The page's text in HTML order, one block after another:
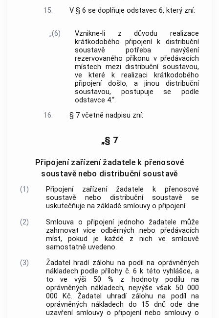
15.
V § 6 se doplňuje odstavec 6, který zní:
„(6)
Vznikne-li z důvodu realizace
krátkodobého připojení k distribuční
soustavě potřeba navýšení
rezervovaného příkonu v předávacích
místech mezi distribuční soustavou,
ve které k realizaci krátkodobého
připojení došlo, a jinou distribuční
soustavou, postupuje se podle
odstavce 4.“.
16.
§ 7 včetně nadpisu zní:
„§ 7
Připojení zařízení žadatele k přenosové
soustavě nebo distribuční soustavě
(1)
Připojení zařízení žadatele k přenosové
soustavě nebo distribuční soustavě se
uskutečňuje na základě smlouvy o připojení.
(2)
Smlouva o připojení jednoho žadatele může
zahrnovat více odběrných nebo předávacích
míst, pokud je každé z nich ve smlouvě
samostatně uvedeno.
(3)
Žadatel hradí zálohu na podíl na oprávněných
nákladech podle přílohy č. 6 k této vyhlášce, a
to ve výši 50 % z hodnoty podílu na
oprávněných nákladech, nejvýše však 50 000
000 Kč. Žadatel uhradí zálohu na podíl na
oprávněných nákladech do 15 dnů ode dne
uzavření smlouvy o připojení nebo smlouvy o